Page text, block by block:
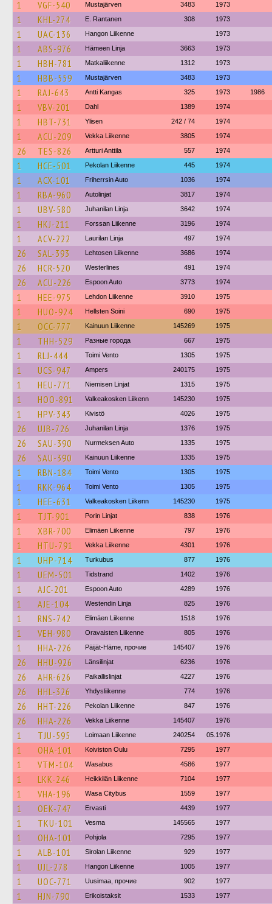
1 VGF-540 Mustajärven 3483 1973
1 KHL-274 E. Rantanen 308 1973
1 UAC-136 Hangon Liikenne 1973
1 ABS-976 Hämeen Linja 3663 1973
1 HBH-781 Matkaliikenne 1312 1973
1 HBB-559 Mustajärven 3483 1973
1 RAJ-643 Antti Kangas 325 1973 1986
1 VBV-201 Dahl 1389 1974
1 HBT-731 Ylisen 242 / 74 1974
1 ACU-209 Vekka Liikenne 3805 1974
26 TES-826 Artturi Anttila 557 1974
1 HCE-501 Pekolan Liikenne 445 1974
1 ACX-101 Friherrsin Auto 1036 1974
1 RBA-960 Autolinjat 3817 1974
1 UBV-580 Juhanilan Linja 3642 1974
1 HKJ-211 Forssan Liikenne 3196 1974
1 ACV-222 Laurilan Linja 497 1974
26 SAL-393 Lehtosen Liikenne 3686 1974
26 HCR-520 Westerlines 491 1974
26 ACU-226 Espoon Auto 3773 1974
1 HEE-975 Lehdon Liikenne 3910 1975
1 HUO-924 Hellsten Soini 690 1975
1 OCC-777 Kainuun Liikenne 145269 1975
1 THH-529 Разные города 667 1975
1 RLJ-444 Toimi Vento 1305 1975
1 UCS-947 Ampers 240175 1975
1 HEU-771 Niemisen Linjat 1315 1975
1 HOO-891 Valkeakosken Liikenn 145230 1975
1 HPV-343 Kivistö 4026 1975
26 UJB-726 Juhanilan Linja 1376 1975
26 SAU-390 Nurmeksen Auto 1335 1975
26 SAU-390 Kainuun Liikenne 1335 1975
1 RBN-184 Toimi Vento 1305 1975
1 RKK-964 Toimi Vento 1305 1975
1 HEE-631 Valkeakosken Liikenn 145230 1975
1 TJT-901 Porin Linjat 838 1976
1 XBR-700 Elimäen Liikenne 797 1976
1 HTU-791 Vekka Liikenne 4301 1976
1 UHP-714 Turkubus 877 1976
1 UEM-501 Tidstrand 1402 1976
1 AJC-201 Espoon Auto 4289 1976
1 AJE-104 Westendin Linja 825 1976
1 RNS-742 Elimäen Liikenne 1518 1976
1 VEH-980 Oravaisten Liikenne 805 1976
1 HHA-226 Päijät-Häme, прочие 145407 1976
26 HHU-926 Länsilinjat 6236 1976
26 AHR-626 Paikallislinjat 4227 1976
26 HHL-326 Yhdysliikenne 774 1976
26 HHT-226 Pekolan Liikenne 847 1976
26 HHA-226 Vekka Liikenne 145407 1976
1 TJU-595 Loimaan Liikenne 240254 05.1976
1 OHA-101 Koiviston Oulu 7295 1977
1 VTM-104 Wasabus 4586 1977
1 LKK-246 Heikkilän Liikenne 7104 1977
1 VHA-196 Wasa Citybus 1559 1977
1 OEK-747 Ervasti 4439 1977
1 TKU-101 Vesma 145565 1977
1 OHA-101 Pohjola 7295 1977
1 ALB-101 Sirolan Liikenne 929 1977
1 UJL-278 Hangon Liikenne 1005 1977
1 UOC-771 Uusimaa, прочие 902 1977
1 HJN-790 Erikoistaksit 1533 1977